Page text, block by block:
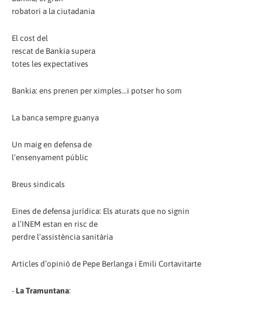
robatori a la ciutadania
El cost del
rescat de Bankia supera
totes les expectatives
Bankia: ens prenen per ximples...i potser ho som
La banca sempre guanya
Un maig en defensa de
l’ensenyament públic
Breus sindicals
Eines de defensa jurídica: Els aturats que no signin
a l’INEM estan en risc de
perdre l’assistència sanitària
Articles d’opinió de Pepe Berlanga i Emili Cortavitarte
- La Tramuntana: